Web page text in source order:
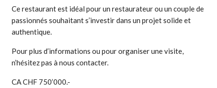
Ce restaurant est idéal pour un restaurateur ou un couple de
passionnés souhaitant s’investir dans un projet solide et
authentique.
Pour plus d’informations ou pour organiser une visite,
n’hésitez pas à nous contacter.
CA CHF 750’000.-